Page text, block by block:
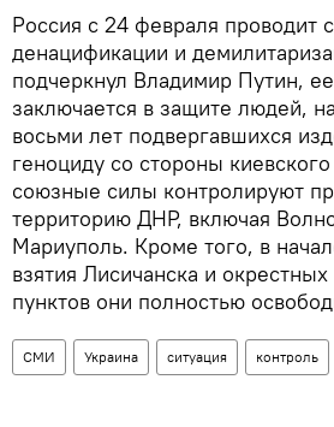
Россия с 24 февраля проводит
денацификации и
подчеркнул Владимир Путин,
заключается в защите людей,
восьми лет подвергавшихся
геноциду со стороны
союзные силы контролируют
территорию ДНР, включая
Мариуполь. Кроме того, в
взятия Лисичанска и
пунктов они полностью
СМИ Украина ситуация контроль